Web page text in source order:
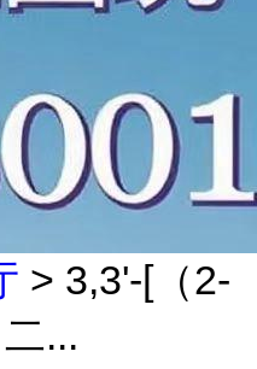
> 3,3'-[（2-
...